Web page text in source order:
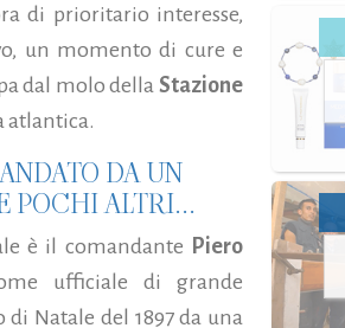
di prioritario interesse,
un momento di cure e
dal molo della Stazione
atlantica.
DA UN
POCHI ALTRI...
è il comandante Piero
ufficiale di grande
Natale del 1897 da una